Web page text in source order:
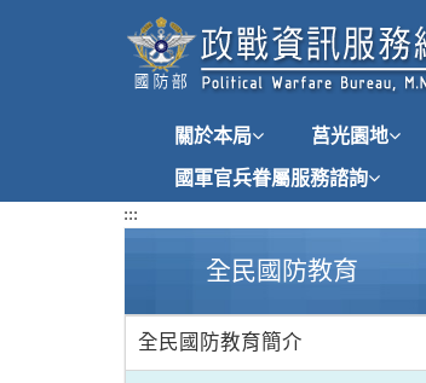
關於本局 莒光園地
國軍官兵眷屬服務諮詢
:::
全民國防教育
全民國防教育簡介